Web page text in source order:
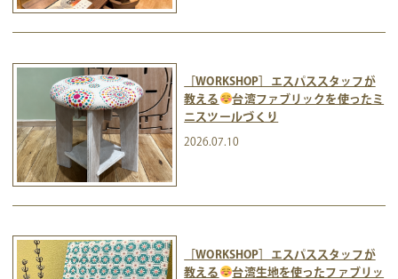
［WORKSHOP］エスパススタッフが
教える
台湾ファブリックを使ったミ
ニスツールづくり
2026.07.10
［WORKSHOP］エスパススタッフが
教える
台湾生地を使ったファブリッ